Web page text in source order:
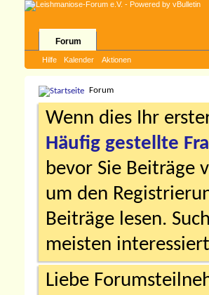
Forum
Hilfe Kalender Aktionen
Forum
Wenn dies Ihr
Häufig gestellte
bevor Sie Beiträge
um den
Beiträge lesen.
meisten
Liebe